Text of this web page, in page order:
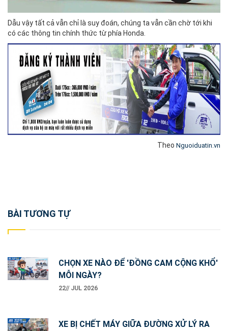
Dẫu vậy tất cả vẫn chỉ là suy đoán, chúng ta vẫn cần chờ tới khi
có các thông tin chính thức từ phía Honda.
Theo Nguoiduatin.vn
Post
navigation
BÀI TƯƠNG TỰ
CHỌN XE NÀO ĐỂ 'ĐỒNG CAM CỘNG KHỔ'
MỖI NGÀY?
22// JUL 2026
XE BỊ CHẾT MÁY GIỮA ĐƯỜNG XỬ LÝ RA